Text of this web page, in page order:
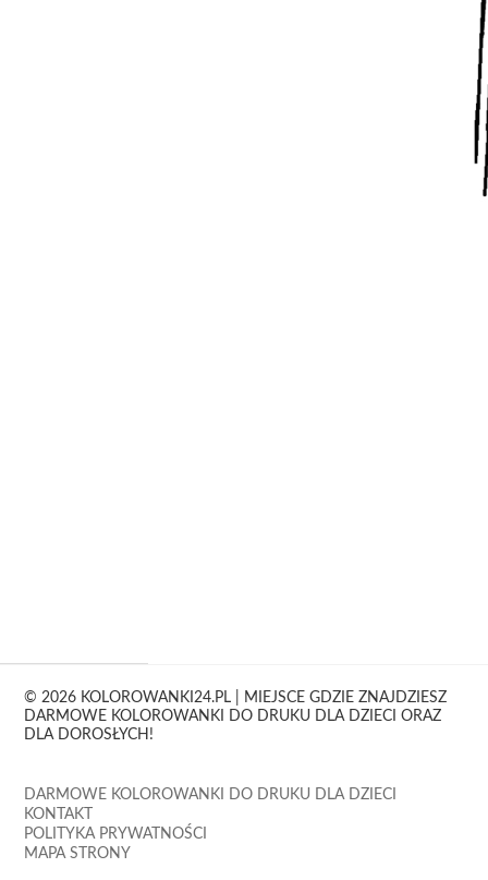
© 2026 KOLOROWANKI24.PL | MIEJSCE GDZIE ZNAJDZIESZ
DARMOWE KOLOROWANKI DO DRUKU DLA DZIECI ORAZ
DLA DOROSŁYCH!
DARMOWE KOLOROWANKI DO DRUKU DLA DZIECI
KONTAKT
POLITYKA PRYWATNOŚCI
MAPA STRONY